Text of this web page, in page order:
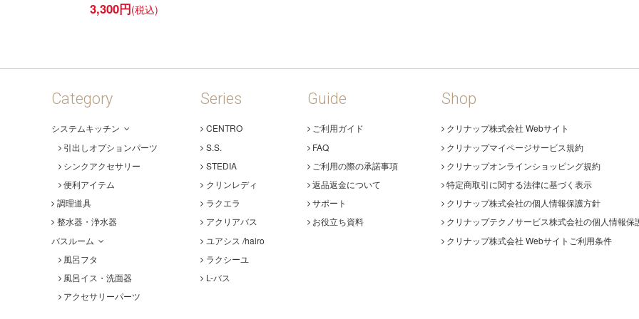
3,300円
Category
システムキッチン
引出しオプションパーツ
シンクアクセサリー
便利アイテム
調理道具
整水器・浄水器
バスルーム
風呂フタ
風呂イス・洗面器
アクセサリーパーツ
Series
CENTRO
S.S.
STEDIA
クリンレディ
ラクエラ
アクリアバス
ユアシス /hairo
ラクシーユ
L-バス
Guide
ご利用ガイド
FAQ
ご利用の際の承諾事項
返品返金について
サポート
お役立ち資料
Shop
クリナップ株式会社 Webサイト
クリナップマイページサービス規約
クリナップオンラインショッピング規約
特定商取引に関する法律に基づく表示
クリナップ株式会社の個人情報保護方針
クリナップテクノサービス株式会社の個人情報保
クリナップ株式会社 Webサイトご利用条件